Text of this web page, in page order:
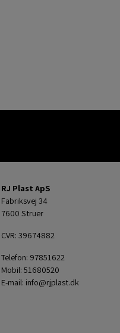
RJ Plast ApS
Fabriksvej 34
7600 Struer
CVR: 39674882
Telefon: 97851622
Mobil: 51680520
E-mail: info@rjplast.dk